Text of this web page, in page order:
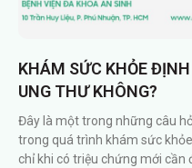
KHÁM SỨC KHỎE
UNG THƯ KHÔNG?
Đây là một trong những câu
trong quá trình khám sức
chỉ khi có triệu chứng mới cần